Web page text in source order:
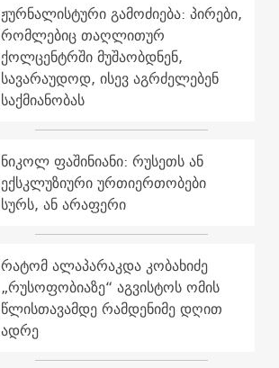
ჟურნალისტური გამოძიება: პირები,
რომლებიც თაღლითურ
ქოლცენტრში მუშაობდნენ,
სავარაუდოდ, ისევ აგრძელებენ
საქმიანობას
ნიკოლ ფაშინიანი: რუსეთს ან
ექსკლუზიური ურთიერთობები
სურს, ან არაფერი
რატომ ალაპარაკდა კობახიძე
„რუსოფობიაზე“ აგვისტოს ომის
წლისთავამდე რამდენიმე დღით
ადრე